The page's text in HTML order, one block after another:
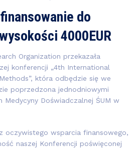
do
4000EUR
Organization przekazała
konferencji „4th International
która odbędzie się we
poprzedzona jednodniowymi
Doświadczalnej ŚUM w
oczywistego wsparcia finansowego,
naszej Konferencji poświęconej